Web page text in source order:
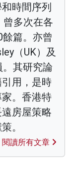
時間序列
曾多次在各
篇。亦曾
（UK）及
其研究論
用，是時
。香港特
房屋策略
。
閱讀所有文章